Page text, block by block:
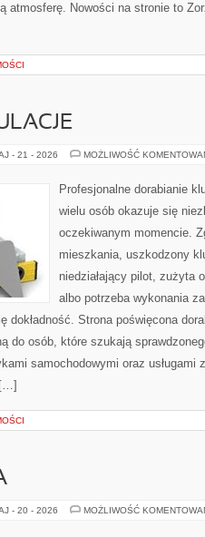
atmosferę. Nowości na stronie to
- 21 - 2026 MOŻLIWOŚĆ
Profesjonalne dorabianie
wielu osób okazuje się
oczekiwanym momencie.
mieszkania, uszkodzony
niedziałający pilot, zużyta
albo potrzeba wykonania
dokładność. Strona poświęcona
do osób, które szukają
samochodowymi oraz usługami
- 20 - 2026 MOŻLIWOŚĆ